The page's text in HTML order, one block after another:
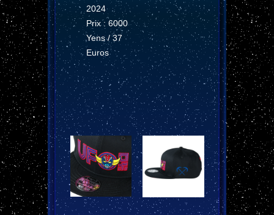
2024
Prix : 6000
Yens / 37
Euros